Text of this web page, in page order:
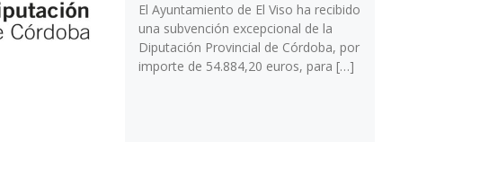
El Ayuntamiento de El Viso ha recibido
una subvención excepcional de la
Diputación Provincial de Córdoba, por
importe de 54.884,20 euros, para […]